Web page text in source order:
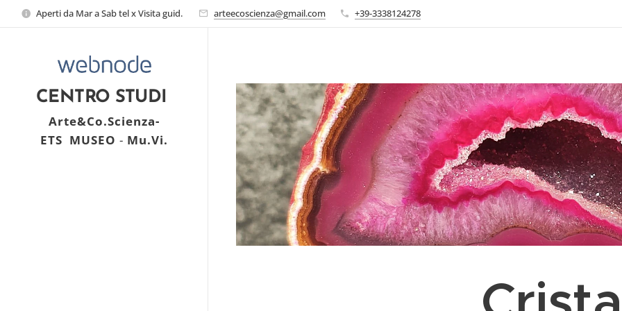
Aperti da Mar a Sab tel x Visita guid. arteecoscienza@gmail.com +39-3338124278
CENTRO STUDI
Arte&Co.Scienza-
ETS MUSEO - Mu.Vi.